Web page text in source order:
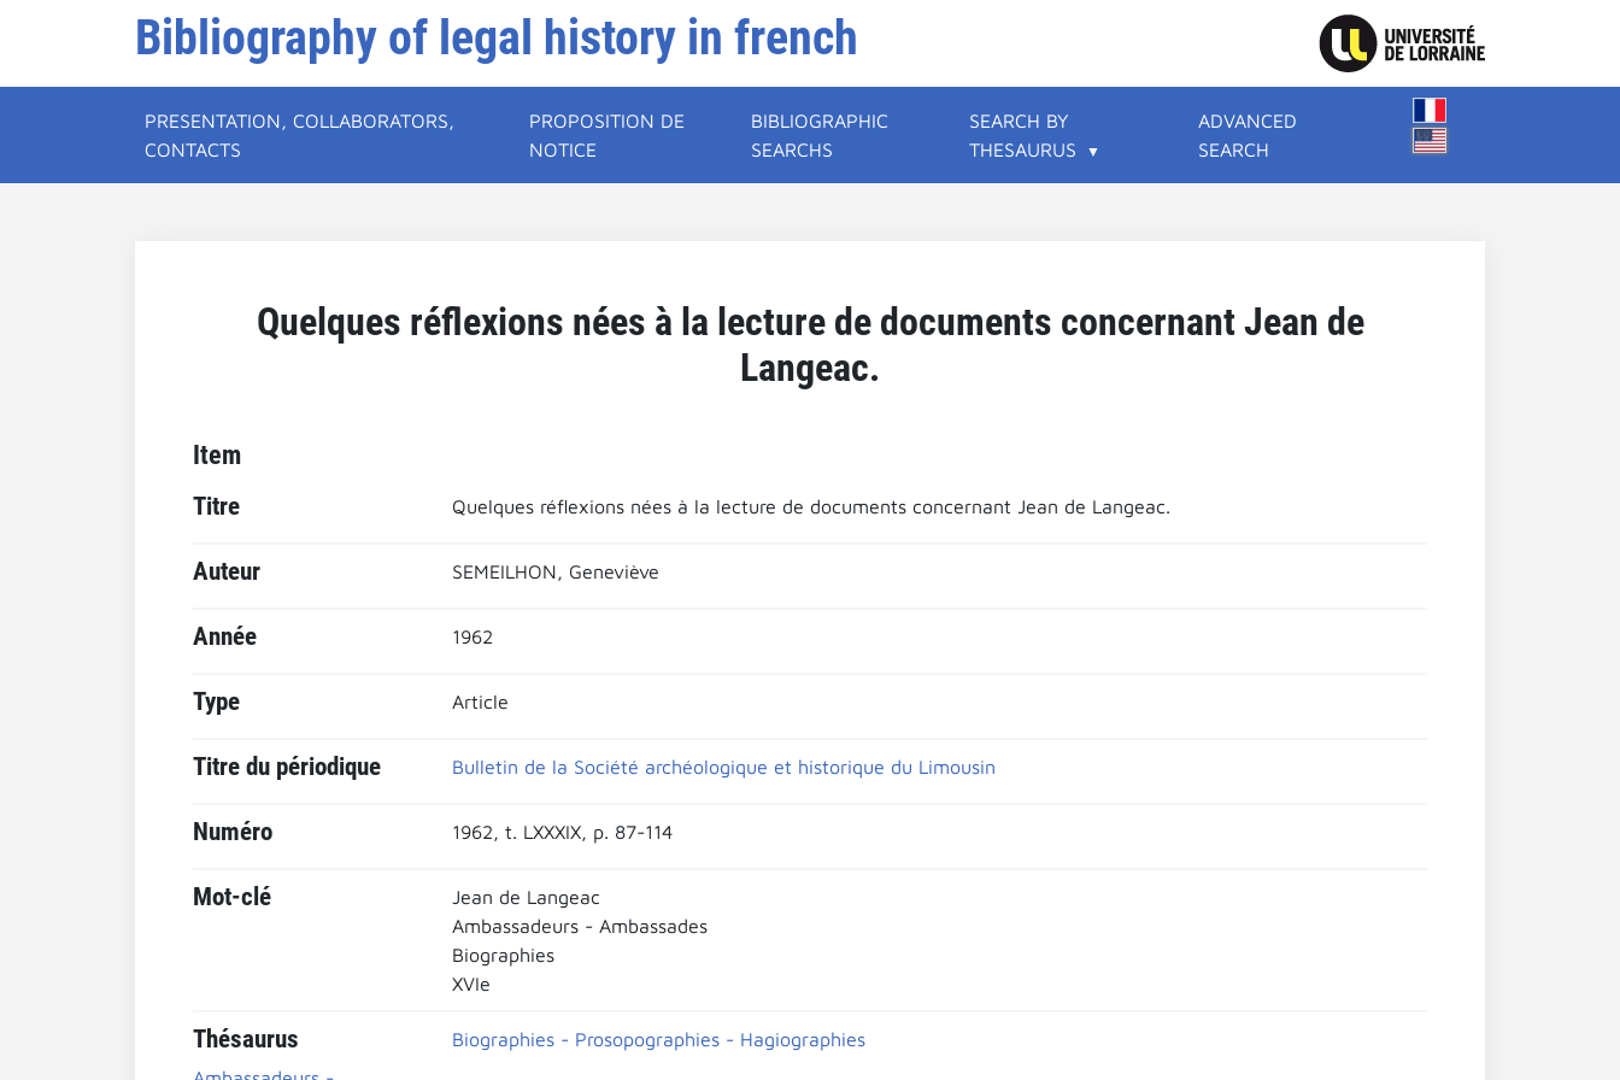
Bibliography of legal history in french
PRESENTATION, COLLABORATORS,
CONTACTS
PROPOSITION DE
NOTICE
BIBLIOGRAPHIC
SEARCHS
SEARCH BY
THESAURUS
ADVANCED
SEARCH
Quelques réflexions nées à la lecture de documents concernant Jean de
Langeac.
Item
Titre Quelques réflexions nées à la lecture de documents concernant Jean de Langeac.
Auteur SEMEILHON, Geneviève
Année 1962
Type Article
Titre du périodique Bulletin de la Société archéologique et historique du Limousin
Numéro 1962, t. LXXXIX, p. 87-114
Mot-clé
Jean de Langeac
Ambassadeurs - Ambassades
Biographies
XVIe
Thésaurus
Biographies - Prosopographies - Hagiographies